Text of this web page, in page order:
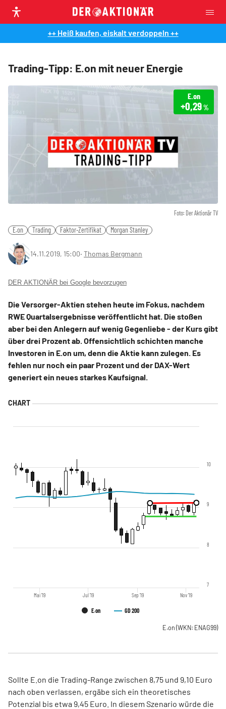
++ Heiß kaufen, eiskalt verdoppeln ++
Trading-Tipp: E.on mit neuer Energie
Foto: Der Aktionär TV
E.on
+0,29%
E.on Trading Faktor-Zertifikat Morgan Stanley
14.11.2019, 15:00‧ Thomas Bergmann
DER AKTIONÄR bei Google bevorzugen
Die Versorger-Aktien stehen heute im Fokus, nachdem
RWE Quartalsergebnisse veröffentlicht hat. Die stoßen
aber bei den Anlegern auf wenig Gegenliebe - der Kurs gibt
über drei Prozent ab. Offensichtlich schichten manche
Investoren in E.on um, denn die Aktie kann zulegen. Es
fehlen nur noch ein paar Prozent und der DAX-Wert
generiert ein neues starkes Kaufsignal.
E.on GD 200
Mai '19 Jul '19 Sep '19 Nov '19
7
8
9
10
E.on (WKN: ENAG99)
Sollte E.on die Trading-Range zwischen 8,75 und 9,10 Euro
nach oben verlassen, ergäbe sich ein theoretisches
Potenzial bis etwa 9,45 Euro. In diesem Szenario würde die